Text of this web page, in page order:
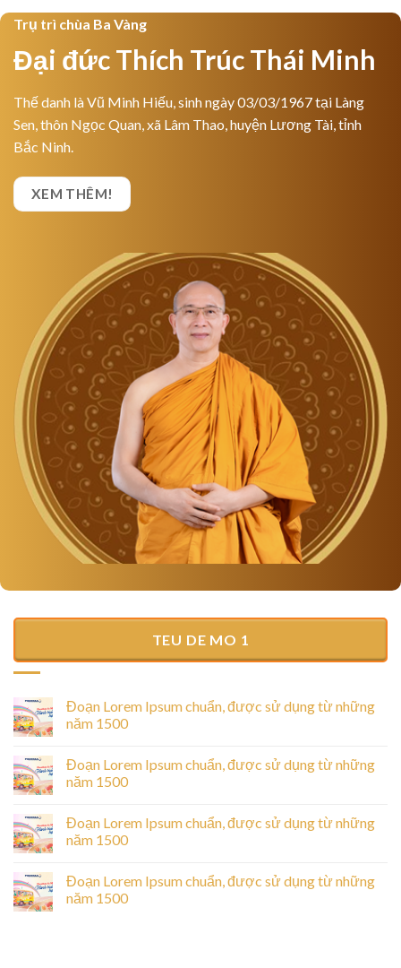
Trụ trì chùa Ba Vàng
Đại đức Thích Trúc Thái Minh
Thế danh là Vũ Minh Hiếu, sinh ngày 03/03/1967 tại Làng
Sen, thôn Ngọc Quan, xã Lâm Thao, huyện Lương Tài, tỉnh
Bắc Ninh.
XEM THÊM!
TEU DE MO 1
Đoạn Lorem Ipsum chuẩn, được sử dụng từ những
năm 1500
Đoạn Lorem Ipsum chuẩn, được sử dụng từ những
năm 1500
Đoạn Lorem Ipsum chuẩn, được sử dụng từ những
năm 1500
Đoạn Lorem Ipsum chuẩn, được sử dụng từ những
năm 1500